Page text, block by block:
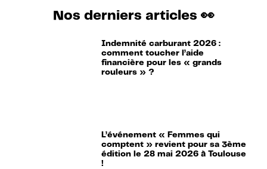
Nos derniers articles 👀
Indemnité carburant 2026 :
comment toucher l’aide
financière pour les « grands
rouleurs » ?
L’événement « Femmes qui
comptent » revient pour sa 3ème
édition le 28 mai 2026 à Toulouse
!